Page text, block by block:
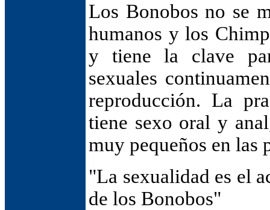
Los Bonobos no se
humanos y los
y tiene la clave
sexuales
reproducción. La
tiene sexo oral y
muy pequeños en las
"La sexualidad es el
de los Bonobos"